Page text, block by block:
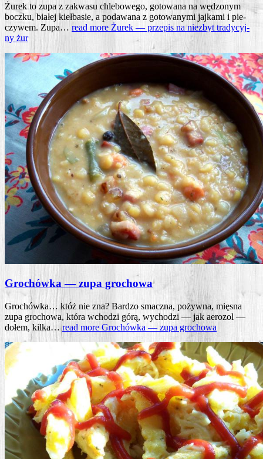
Żurek to zupa z zakwa­su chle­bo­we­go, goto­wa­na na wędzo­nym
bocz­ku, bia­łej kieł­ba­sie, a poda­wa­na z goto­wa­ny­mi jaj­ka­mi i pie­
czy­wem. Zupa… read more Żurek — prze­pis na nie­zbyt tra­dy­cyj­
ny żur
Grochówka — zupa grochowa
Gro­chów­ka… któż nie zna? Bar­dzo smacz­na, pożyw­na, mię­sna
zupa gro­cho­wa, któ­ra wcho­dzi górą, wycho­dzi — jak aero­zol —
dołem, kil­ka…read more Gro­chów­ka — zupa grochowa